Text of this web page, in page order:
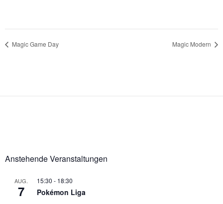
Magic Game Day Magic Modern
Anstehende Veranstaltungen
AUG.
7
15:30 - 18:30
Pokémon Liga